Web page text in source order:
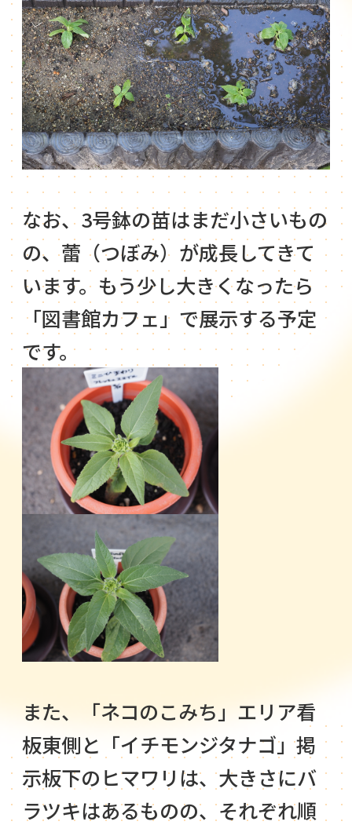
なお、3号鉢の苗はまだ小さいもの
の、蕾（つぼみ）が成長してきて
います。もう少し大きくなったら
「図書館カフェ」で展示する予定
です。
また、「ネコのこみち」エリア看
板東側と「イチモンジタナゴ」掲
示板下のヒマワリは、大きさにバ
ラツキはあるものの、それぞれ順